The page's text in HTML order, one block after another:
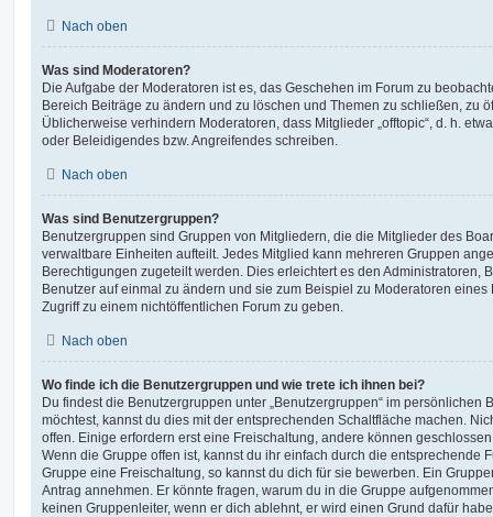
Nach oben
Was sind Moderatoren?
Die Aufgabe der Moderatoren ist es, das Geschehen im Forum zu
Bereich Beiträge zu ändern und zu löschen und Themen zu schließen, zu
Üblicherweise verhindern Moderatoren, dass Mitglieder „offtopic“, d. h.
oder Beleidigendes bzw. Angreifendes schreiben.
Nach oben
Was sind Benutzergruppen?
Benutzergruppen sind Gruppen von Mitgliedern, die die Mitglieder des
verwaltbare Einheiten aufteilt. Jedes Mitglied kann mehreren Gruppen
Berechtigungen zugeteilt werden. Dies erleichtert es den Administratoren,
Benutzer auf einmal zu ändern und sie zum Beispiel zu Moderatoren
Zugriff zu einem nichtöffentlichen Forum zu geben.
Nach oben
Wo finde ich die Benutzergruppen und wie trete ich ihnen bei?
Du findest die Benutzergruppen unter „Benutzergruppen“ im persönlichen
möchtest, kannst du dies mit der entsprechenden Schaltfläche machen.
offen. Einige erfordern erst eine Freischaltung, andere können
Wenn die Gruppe offen ist, kannst du ihr einfach durch die entsprechende
Gruppe eine Freischaltung, so kannst du dich für sie bewerben. Ein
Antrag annehmen. Er könnte fragen, warum du in die Gruppe
keinen Gruppenleiter, wenn er dich ablehnt, er wird einen Grund dafür